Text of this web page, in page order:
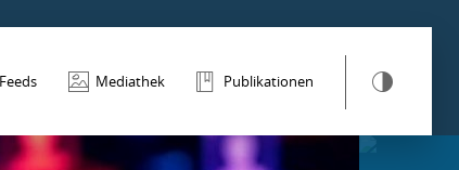
Mediathek Publikationen